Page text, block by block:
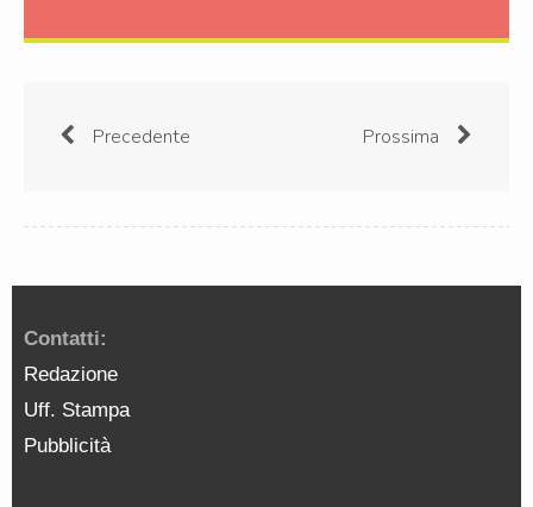
Precedente Prossima
Contatti:
Redazione
Uff. Stampa
Pubblicità